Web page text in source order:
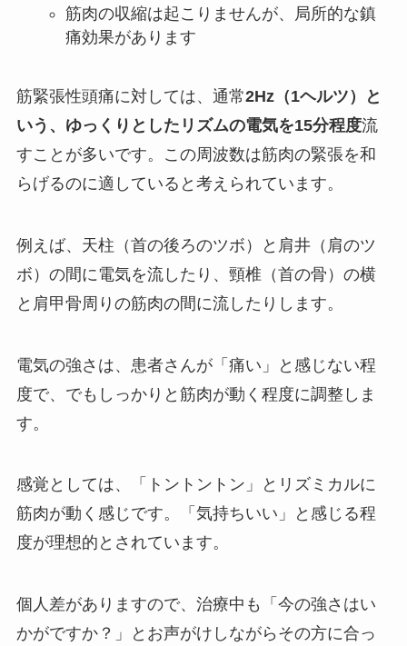
筋肉の収縮は起こりませんが、局所的な鎮
痛効果があります
筋緊張性頭痛に対しては、通常2Hz（1ヘルツ）と
いう、ゆっくりとしたリズムの電気を15分程度流
すことが多いです。この周波数は筋肉の緊張を和
らげるのに適していると考えられています。
例えば、天柱（首の後ろのツボ）と肩井（肩のツ
ボ）の間に電気を流したり、頸椎（首の骨）の横
と肩甲骨周りの筋肉の間に流したりします。
電気の強さは、患者さんが「痛い」と感じない程
度で、でもしっかりと筋肉が動く程度に調整しま
す。
感覚としては、「トントントン」とリズミカルに
筋肉が動く感じです。「気持ちいい」と感じる程
度が理想的とされています。
個人差がありますので、治療中も「今の強さはい
かがですか？」とお声がけしながらその方に合っ